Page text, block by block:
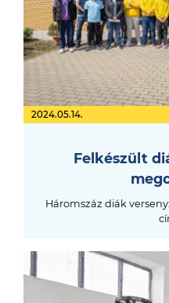
2024.05.14.
Felkészült
Háromszáz diák